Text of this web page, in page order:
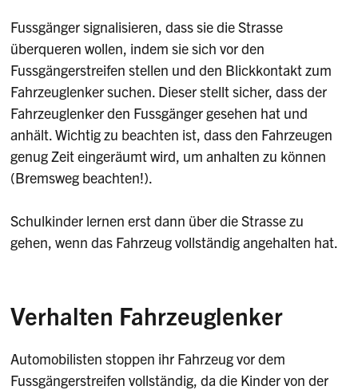
Fussgänger signalisieren, dass sie die Strasse
überqueren wollen, indem sie sich vor den
Fussgängerstreifen stellen und den Blickkontakt zum
Fahrzeuglenker suchen. Dieser stellt sicher, dass der
Fahrzeuglenker den Fussgänger gesehen hat und
anhält. Wichtig zu beachten ist, dass den Fahrzeugen
genug Zeit eingeräumt wird, um anhalten zu können
(Bremsweg beachten!).
Schulkinder lernen erst dann über die Strasse zu
gehen, wenn das Fahrzeug vollständig angehalten hat.
Verhalten Fahrzeuglenker
Automobilisten stoppen ihr Fahrzeug vor dem
Fussgängerstreifen vollständig, da die Kinder von der